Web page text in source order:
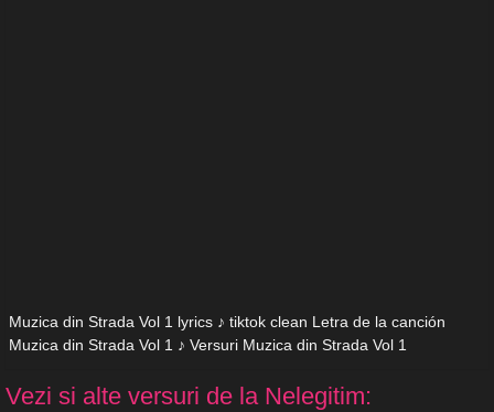
Muzica din Strada Vol 1 lyrics ♪ tiktok clean Letra de la canción
Muzica din Strada Vol 1 ♪ Versuri Muzica din Strada Vol 1
Vezi si alte versuri de la Nelegitim: